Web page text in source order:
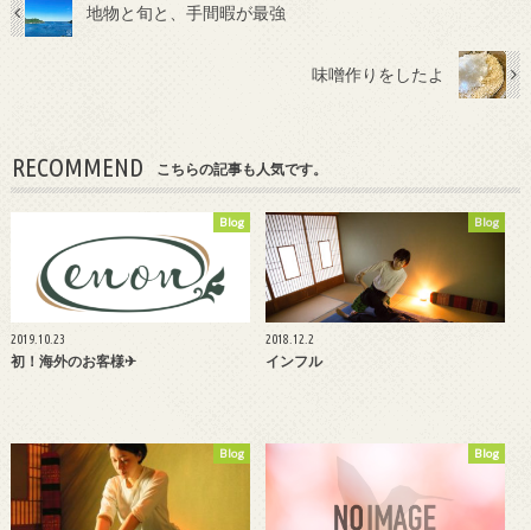
地物と旬と、手間暇が最強
味噌作りをしたよ
RECOMMEND こちらの記事も人気です。
Blog
2019.10.23
初！海外のお客様✈
Blog
2018.12.2
インフル
Blog Blog